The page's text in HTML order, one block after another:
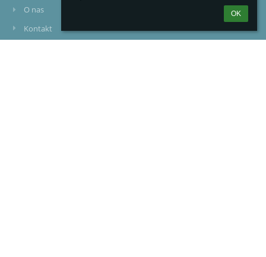
OK
O nas
Kontakt